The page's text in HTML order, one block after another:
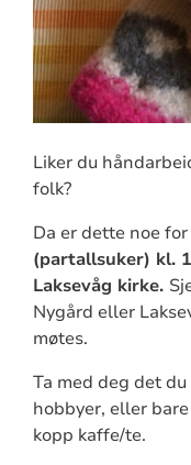
Liker du
folk?
Da er dette noe
(partallsuker) kl.
Laksevåg kirke.
Nygård eller
møtes.
Ta med deg det
hobbyer, eller
kopp kaffe/te.